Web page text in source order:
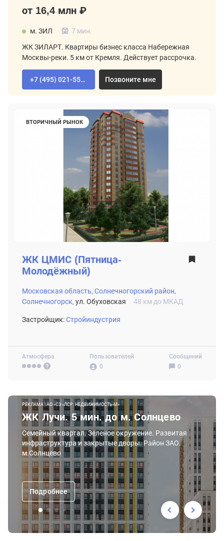
от 16,4 млн ₽
м. ЗИЛ 7 мин.
ЖК ЗИЛАРТ. Квартиры бизнес класса Набережная
Москвы-реки. 5 км от Кремля. Действует рассрочка.
+7 (495) 021-55-92 Позвоните мне
ВТОРИЧНЫЙ РЫНОК
Атмосфера
Пользователей
0
Сообщений
0
ЖК ЦМИС (Пятница-
Молодёжный)
Московская область, Солнечногорский район,
Солнечногорск, ул. Обуховская 48 км до МКАД
Застройщик:Стройиндустрия
РЕКЛАМА | АО «СЗ «ЛСР. НЕДВИЖИМОСТЬ-М»
ЖК Лучи. 5 мин. до м. Солнцево
Семейный квартал. Зеленое окружение. Развитая
инфраструктура и закрытые дворы. Район ЗАО.
м.Солнцево
Подробнее